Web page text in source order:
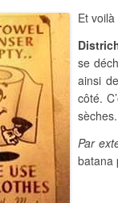
Et
se
ainsi
côté.
sèches.
Par
batana